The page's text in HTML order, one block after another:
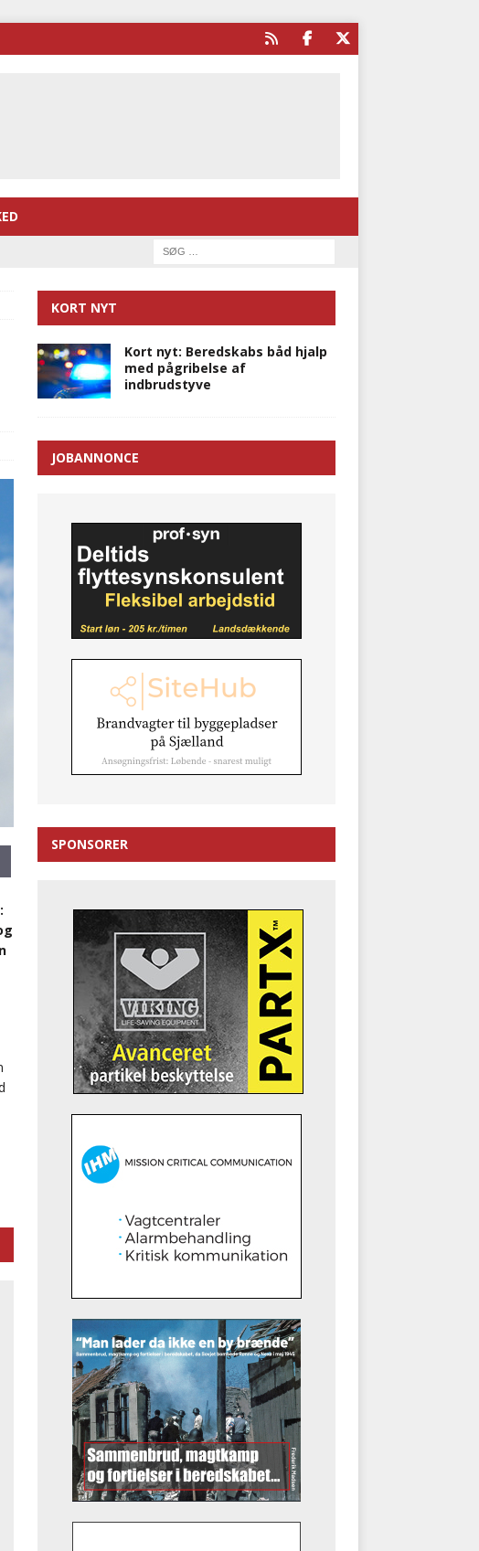
KORT NYT
Kort nyt: Beredskabs båd hjalp
med pågribelse af
indbrudstyve
JOBANNONCE
SPONSORER